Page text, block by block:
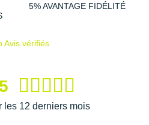
5% AVANTAGE FIDÉLITÉ
les 12 derniers mois